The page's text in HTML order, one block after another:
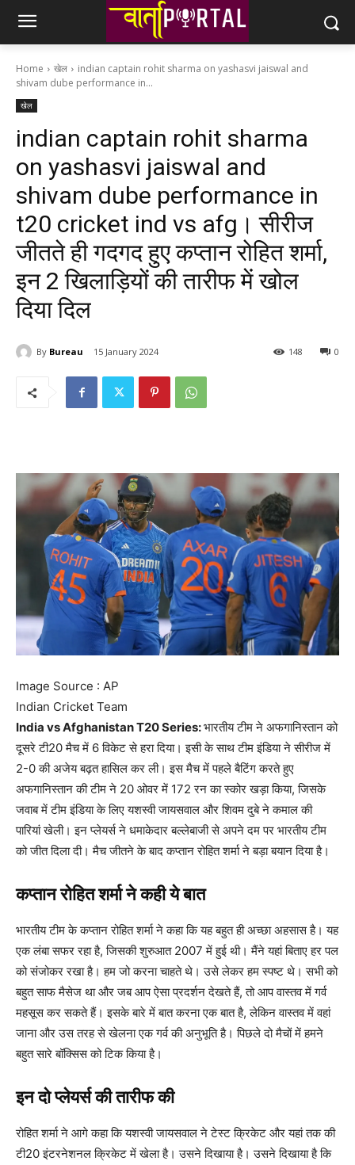
Home खेल
indian captain rohit sharma on yashasvi jaiswal and
shivam dube performance in...
खेल
indian captain rohit sharma
on yashasvi jaiswal and
shivam dube performance in
t20 cricket ind vs afg। सीरीज
जीतते ही गदगद हुए कप्तान रोहित शर्मा,
इन 2 खिलाड़ियों की तारीफ में खोल
दिया दिल
By Bureau 15 January 2024 0
148
Image Source : AP
Indian Cricket Team
India vs Afghanistan T20 Series:भारतीय टीम ने अफगानिस्तान को
दूसरे टी20 मैच में 6 विकेट से हरा दिया। इसी के साथ टीम इंडिया ने सीरीज में
2-0 की अजेय बढ़त हासिल कर ली। इस मैच में पहले बैटिंग करते हुए
अफगानिस्तान की टीम ने 20 ओवर में 172 रन का स्कोर खड़ा किया, जिसके
जवाब में टीम इंडिया के लिए यशस्वी जायसवाल और शिवम दुबे ने कमाल की
पारियां खेली। इन प्लेयर्स ने धमाकेदार बल्लेबाजी से अपने दम पर भारतीय टीम
को जीत दिला दी। मैच जीतने के बाद कप्तान रोहित शर्मा ने बड़ा बयान दिया है।
कप्तान रोहित शर्मा ने कही ये बात
भारतीय टीम के कप्तान रोहित शर्मा ने कहा कि यह बहुत ही अच्छा अहसास है। यह
एक लंबा सफर रहा है, जिसकी शुरुआत 2007 में हुई थी। मैंने यहां बिताए हर पल
को संजोकर रखा है। हम जो करना चाहते थे। उसे लेकर हम स्पष्ट थे। सभी को
बहुत साफ मैसेज था और जब आप ऐसा प्रदर्शन देखते हैं, तो आप वास्तव में गर्व
महसूस कर सकते हैं। इसके बारे में बात करना एक बात है, लेकिन वास्तव में वहां
जाना और उस तरह से खेलना एक गर्व की अनुभूति है। पिछले दो मैचों में हमने
बहुत सारे बॉक्सिस को टिक किया है।
इन दो प्लेयर्स की तारीफ की
रोहित शर्मा ने आगे कहा कि यशस्वी जायसवाल ने टेस्ट क्रिकेट और यहां तक की
टी20 इंटरनेशनल क्रिकेट में खेला है। उसने दिखाया है। उसने दिखाया है कि